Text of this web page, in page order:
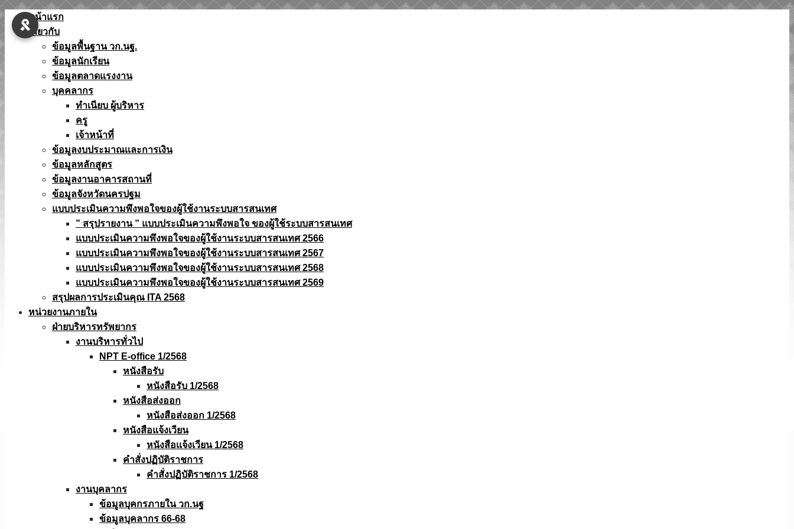
Skip
หน้าแรก
เกี่ยวกับ
ข้อมูลพื้นฐาน วก.นฐ.
ข้อมูลนักเรียน
ข้อมูลตลาดแรงงาน
บุคคลากร
ทำเนียบ ผู้บริหาร
ครู
เจ้าหน้าที่
ข้อมูลงบประมาณเเละการเงิน
ข้อมูลหลักสูตร
ข้อมูลงานอาคารสถานที่
ข้อมูลจังหวัดนครปฐม
แบบประเมินความพึงพอใจของผู้ใช้งานระบบสารสนเทศ
” สรุปรายงาน ” แบบประเมินความพึงพอใจ ของผู้ใช้ระบบสารสนเทศ
แบบประเมินความพึงพอใจของผู้ใช้งานระบบสารสนเทศ 2566
แบบประเมินความพึงพอใจของผู้ใช้งานระบบสารสนเทศ 2567
แบบประเมินความพึงพอใจของผู้ใช้งานระบบสารสนเทศ 2568
แบบประเมินความพึงพอใจของผู้ใช้งานระบบสารสนเทศ 2569
สรุปผลการประเมินคุณ ITA 2568
หน่วยงานภายใน
ฝ่ายบริหารทรัพยากร
งานบริหารทั่วไป
NPT E-office 1/2568
หนังสือรับ
หนังสือรับ 1/2568
หนังสือส่งออก
หนังสือส่งออก 1/2568
หนังสือแจ้งเวียน
หนังสือเเจ้งเวียน 1/2568
คำสั่งปฏิบัติราชการ
คำสั่งปฏิบัติราชการ 1/2568
งานบุคลากร
ข้อมูลบุคกรภายใน วก.นฐ
ข้อมูลบุคลากร 66-68